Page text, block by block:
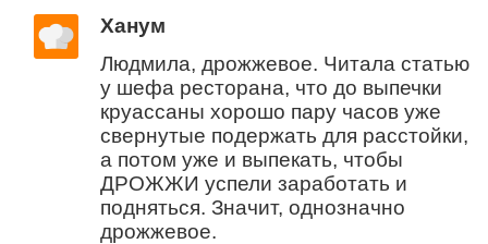
Ханум
Людмила, дрожжевое. Читала статью
у шефа ресторана, что до выпечки
круассаны хорошо пару часов уже
свернутые подержать для расстойки,
а потом уже и выпекать, чтобы
ДРОЖЖИ успели заработать и
подняться. Значит, однозначно
дрожжевое.